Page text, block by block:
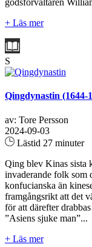
godsförvaltaren
+ Läs mer
S
Qingdynastin (1644-
av: Tore Persson
2024-09-03
Lästid 27 minuter
Qing blev Kinas sista
invaderande folk som
konfucianska än
framgångsrikt att det
för att därefter
”Asiens sjuke man”...
+ Läs mer